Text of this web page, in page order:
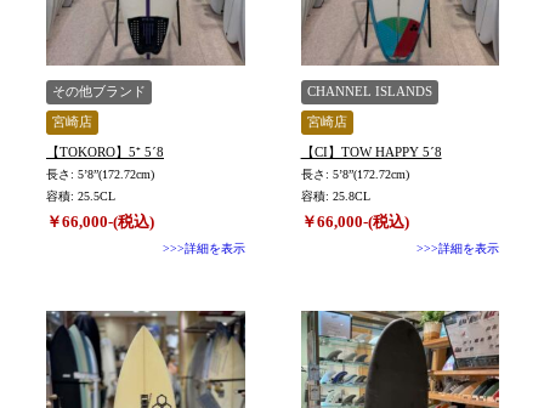
その他ブランド
宮崎店
【TOKORO】5⁺ 5´8
長さ: 5’8”(172.72cm)
容積: 25.5CL
￥66,000-(税込)
>>>詳細を表示
CHANNEL ISLANDS
宮崎店
【CI】TOW HAPPY 5´8
長さ: 5’8”(172.72cm)
容積: 25.8CL
￥66,000-(税込)
>>>詳細を表示